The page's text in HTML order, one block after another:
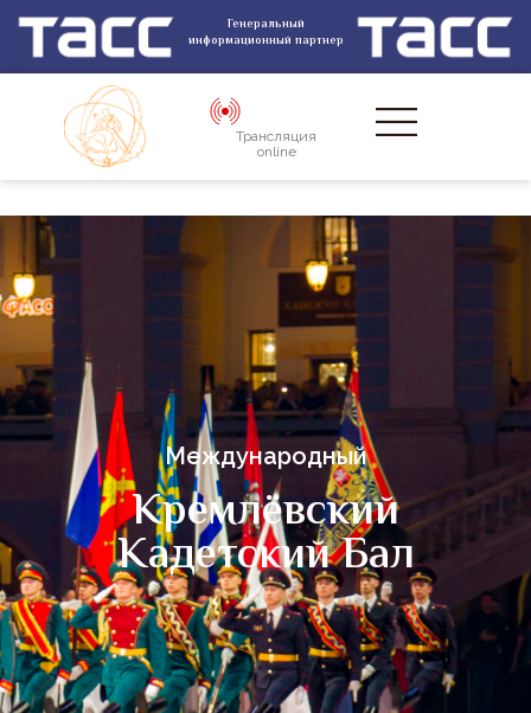
Генеральный
информационный партнер
Трансляция
online
Международный
Кремлёвский
Кадетский Бал